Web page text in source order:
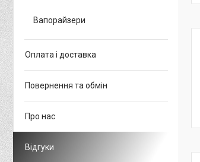
Вапорайзери
Оплата і доставка
Повернення та обмін
Про нас
Відгуки